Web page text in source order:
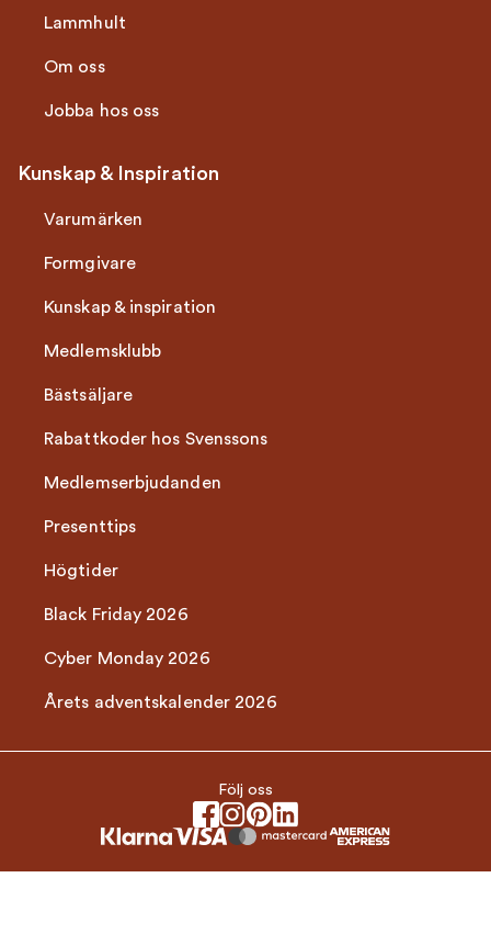
Lammhult
Om oss
Jobba hos oss
Kunskap & Inspiration
Varumärken
Formgivare
Kunskap & inspiration
Medlemsklubb
Bästsäljare
Rabattkoder hos Svenssons
Medlemserbjudanden
Presenttips
Högtider
Black Friday 2026
Cyber Monday 2026
Årets adventskalender 2026
Följ oss